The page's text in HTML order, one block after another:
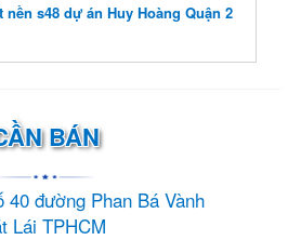
nền s48 dự án Huy Hoàng Quận 2
BÁN
40 đường Phan Bá Vành
Lái TPHCM